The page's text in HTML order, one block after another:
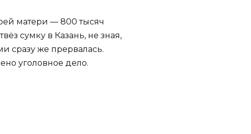
матери — 800 тысяч
сумку в Казань, не зная,
сразу же прервалась.
уголовное дело.